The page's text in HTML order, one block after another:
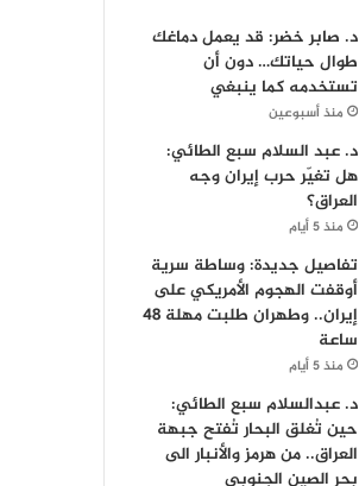
د. صابر خضر: قد يعمل دماغك
طوال حياتك… دون أن
تستخدمه كما ينبغي
منذ أسبوعين
د. عبد السلام سبع الطائي:
هل تغيّر حرب إيران وجه
العراق؟
منذ 5 أيام
تفاصيل جديدة: وساطة سرية
أوقفت الهجوم الأمريكي على
إيران.. وطهران طلبت مهلة 48
ساعة
منذ 5 أيام
د. عبدالسلام سبع الطائي:
حين تُغلق البحار تُفتح جبهة
العراق.. من هرمز والأنبار الى
بحر الصين الجنوبي